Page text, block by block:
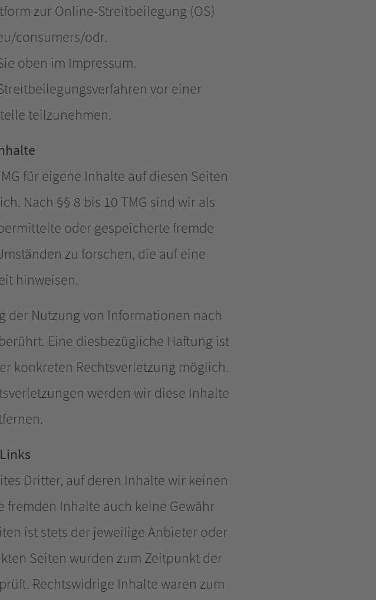
zur Online-Streitbeilegung (OS)
consumers/odr.
oben im Impressum.
vor einer
teilzunehmen.
für eigene Inhalte auf diesen Seiten
Nach §§ 8 bis 10 TMG sind wir als
oder gespeicherte fremde
zu forschen, die auf eine
hinweisen.
der Nutzung von Informationen nach
Eine diesbezügliche Haftung ist
konkreten Rechtsverletzung möglich.
werden wir diese Inhalte
Dritter, auf deren Inhalte wir keinen
fremden Inhalte auch keine Gewähr
ist stets der jeweilige Anbieter oder
Seiten wurden zum Zeitpunkt der
Rechtswidrige Inhalte waren zum